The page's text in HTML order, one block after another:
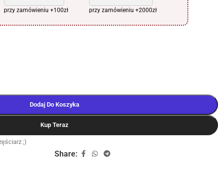
przy zamówieniu +100zł przy zamówieniu +2000zł
Dodaj Do Koszyka
Kup Teraz
;)
Share: